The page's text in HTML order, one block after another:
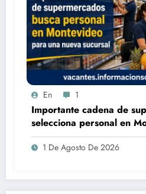
En 1
Importante cadena de
selecciona personal en
1 De Agosto De 2026